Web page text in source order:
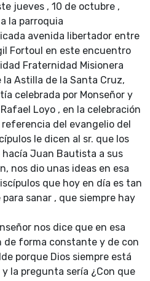
jueves , 10 de octubre ,
la parroquia
avenida libertador entre
Fortoul en este encuentro
Fraternidad Misionera
la Astilla de la Santa Cruz,
celebrada por Monseñor y
Loyo , en la celebración
del evangelio del
le dicen al sr. que los
hacía Juan Bautista a sus
nos dio unas ideas en esa
que hoy en día es tan
sanar , que siempre hay
nos dice que en esa
de forma constante y de con
porque Dios siempre está
la pregunta sería ¿Con que